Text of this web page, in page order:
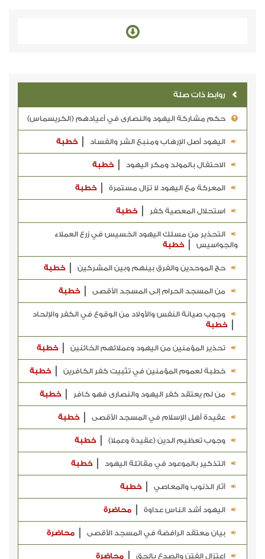
روابط ذات صلة
حكم مشاركة اليهود والنصارى في أعيادهم (الكريسماس)
اليهود أصل الإرهاب ومنبع الشر والفساد خطبة
الاحتفال بالمولد ومكر اليهود خطبة
المعركة مع اليهود لا تزال مستمرة خطبة
استحلال المعصية كفر خطبة
التحذير من مسلك اليهود الخسيس في زرع العملاء
والجواسيس
خطبة
حج الموحدين والفرق بينهم وبين المشركين خطبة
من المسجد الحرام إلى المسجد الأقصى خطبة
وجوب صيانة النفس والأولاد من الوقوع في الكفر والإلحاد
خطبة
تحذير المؤمنين من اليهود وعملائهم الخائنين خطبة
خطبة لعموم المؤمنين في تثبيت كفر الكافرين خطبة
من لم يعتقد كفر اليهود والنصارى فهو كافر خطبة
عقيدة أهل الإسلام في المسجد الأقصى خطبة
وجوب تعظيم الدين (عقيدة وعملا) خطبة
التذكير بالموعود في مقاتلة اليهود خطبة
آثار الذنوب والمعاصي خطبة
اليهود أشد الناس عداوة محاضرة
بيان معتقد الرافضة في المسجد الأقصى محاضرة
اعتزال الفتن والصدع بالحق محاضرة